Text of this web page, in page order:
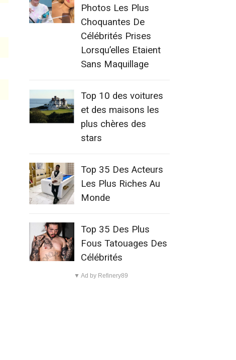
Photos Les Plus
Choquantes De
Célébrités Prises
Lorsqu’elles Etaient
Sans Maquillage
Top 10 des voitures
et des maisons les
plus chères des
stars
Top 35 Des Acteurs
Les Plus Riches Au
Monde
Top 35 Des Plus
Fous Tatouages Des
Célébrités
▼ Ad by Refinery89